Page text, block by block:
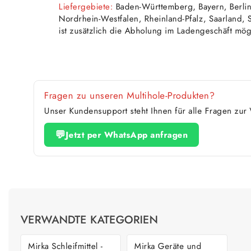
Liefergebiete: Baden-Württemberg, Bayern,
Nordrhein-Westfalen, Rheinland-Pfalz,
ist zusätzlich die Abholung im Ladengeschäft
Fragen zu unseren Multihole-Produkten?
Unser Kundensupport steht Ihnen für alle Fragen zur
💬Jetzt per WhatsApp anfragen
VERWANDTE KATEGORIEN
Mirka Schleifmittel - Mirka Geräte und